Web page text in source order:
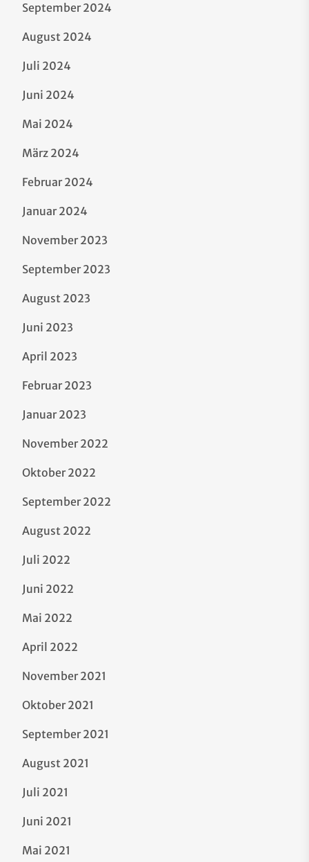
September 2024
August 2024
Juli 2024
Juni 2024
Mai 2024
März 2024
Februar 2024
Januar 2024
November 2023
September 2023
August 2023
Juni 2023
April 2023
Februar 2023
Januar 2023
November 2022
Oktober 2022
September 2022
August 2022
Juli 2022
Juni 2022
Mai 2022
April 2022
November 2021
Oktober 2021
September 2021
August 2021
Juli 2021
Juni 2021
Mai 2021